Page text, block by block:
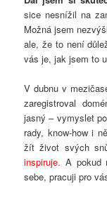
sice nesnížil na
Možná jsem
ale, že to není
vás je, jak jsem to
V dubnu v
zaregistroval
jasný – vymyslet
rady, know-how i
žít život svých
inspiruje. A pokud
sebe, pracuji pro